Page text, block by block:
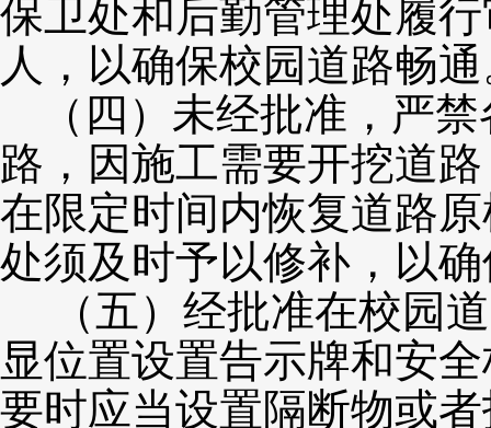
保卫处和后勤管理处履
人，以确保校园道路畅
（四）未经批准，严
路，因施工需要开挖道
在限定时间内恢复道路
处须及时予以修补，以
（五）经批准在校园
显位置设置告示牌和安
要时应当设置隔断物或